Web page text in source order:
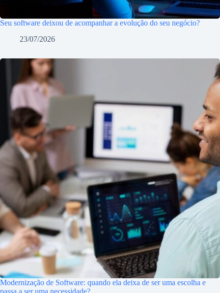
Seu software deixou de acompanhar a evolução do seu negócio?
23/07/2026
Modernização de Software: quando ela deixa de ser uma escolha e
passa a ser uma necessidade?